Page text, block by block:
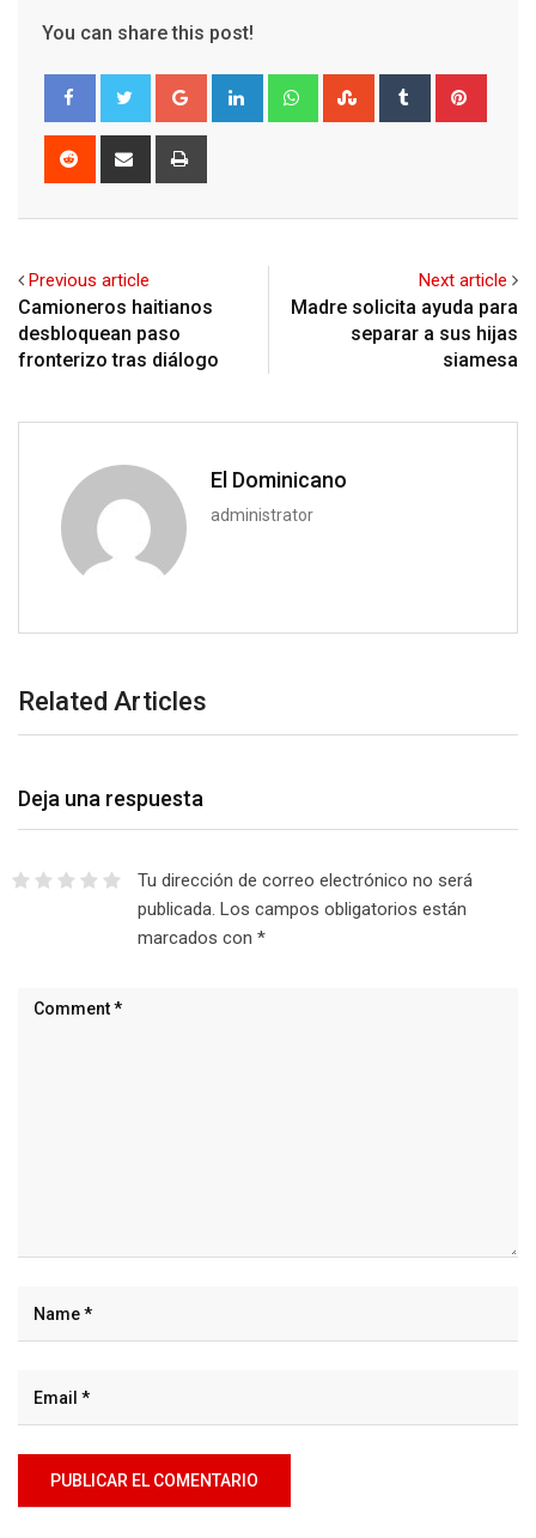
You can share this post!
Google+ LinkedIn WhatsappStumbleUpon
Tumblr
Reddit
Share
Previous article
Camioneros haitianos
desbloquean paso
fronterizo tras diálogo
Next article
Madre solicita ayuda para
separar a sus hijas
siamesa
El Dominicano
administrator
Related Articles
Deja una respuesta
Tu dirección de correo electrónico no será
publicada. Los campos obligatorios están
marcados con *